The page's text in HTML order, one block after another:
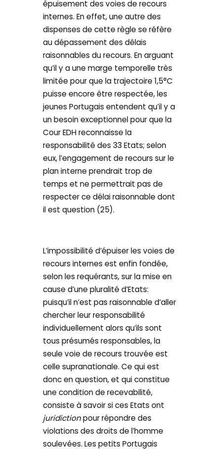
épuisement des voies de recours
internes. En effet, une autre des
dispenses de cette règle se réfère
au dépassement des délais
raisonnables du recours. En arguant
qu’il y a une marge temporelle très
limitée pour que la trajectoire 1,5°C
puisse encore être respectée, les
jeunes Portugais entendent qu’il y a
un besoin exceptionnel pour que la
Cour EDH reconnaisse la
responsabilité des 33 Etats; selon
eux, l’engagement de recours sur le
plan interne prendrait trop de
temps et ne permettrait pas de
respecter ce délai raisonnable dont
il est question (25).
L’impossibilité d’épuiser les voies de
recours internes est enfin fondée,
selon les requérants, sur la mise en
cause d’une pluralité d’Etats:
puisqu’il n’est pas raisonnable d’aller
chercher leur responsabilité
individuellement alors qu’ils sont
tous présumés responsables, la
seule voie de recours trouvée est
celle supranationale. Ce qui est
donc en question, et qui constitue
une condition de recevabilité,
consiste à savoir si ces Etats ont
juridictionpour répondre des
violations des droits de l’homme
soulevées. Les petits Portugais